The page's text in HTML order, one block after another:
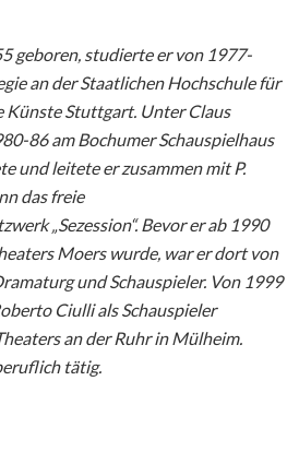
geboren, studierte er von 1977-
an der Staatlichen Hochschule für
Künste Stuttgart. Unter Claus
86 am Bochumer Schauspielhaus
und leitete er zusammen mit P.
das freie
„Sezession“. Bevor er ab 1990
Moers wurde, war er dort von
und Schauspieler. Von 1999
Ciulli als Schauspieler
an der Ruhr in Mülheim.
tätig.